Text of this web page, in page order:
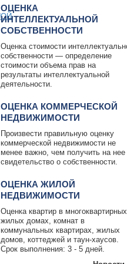
ОЦЕНКА
ИНТЕЛЛЕКТУАЛЬНОЙ
СОБСТВЕННОСТИ
Оценка стоимости
собственности — определение
стоимости объема прав на
результаты интеллектуальной
деятельности.
ОЦЕНКА КОММЕРЧЕСКОЙ
НЕДВИЖИМОСТИ
Произвести правильную оценку
коммерческой недвижимости не
менее важно, чем получить на нее
свидетельство о собственности.
ОЦЕНКА ЖИЛОЙ
НЕДВИЖИМОСТИ
Оценка квартир в многоквартирных
жилых домах, комнат в
коммунальных квартирах, жилых
домов, коттеджей и таун-хаусов.
Срок выполнения: 3 - 5 дней.